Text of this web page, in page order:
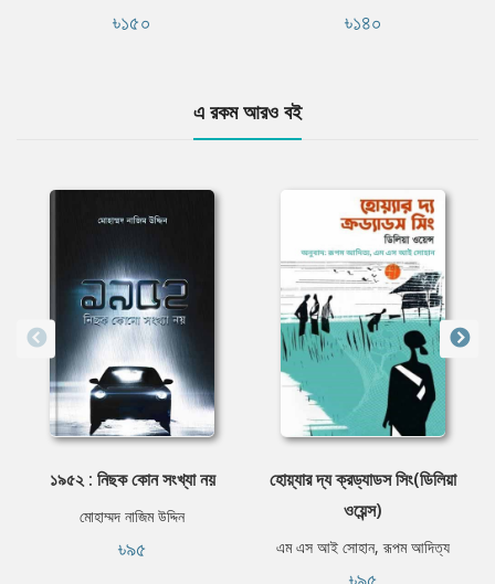
৳১৫০ ৳১৪০
এ রকম আরও বই
১৯৫২ : নিছক কোন সংখ্যা নয়
মোহাম্মদ নাজিম উদ্দিন
৳৯৫
হোয়্যার দ্য ক্রড্যাডস সিং(ডিলিয়া
ওয়েন্স)
এম এস আই সোহান, রূপম আদিত্য